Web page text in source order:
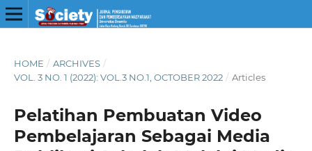
HOME / ARCHIVES /
VOL. 3 NO. 1 (2022): VOL.3 NO.1, OCTOBER 2022 / Articles
Pelatihan Pembuatan Video
Pembelajaran Sebagai Media